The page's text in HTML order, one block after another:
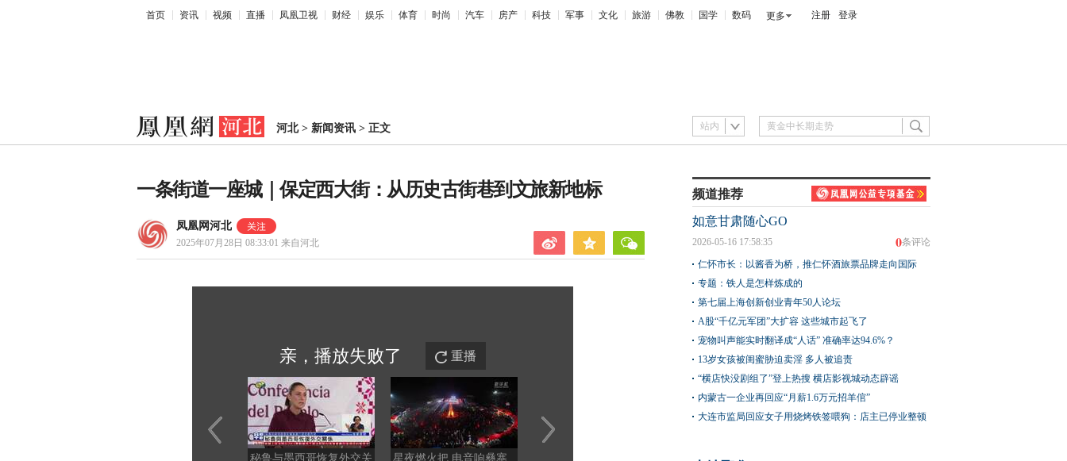
首页 资讯 视频 直播 凤凰卫视 财经 娱乐 体育 时尚 汽车 房产 科技 军事 文化 旅游 佛教 国学 数码 更多 注册 登录
河北> 新闻资讯 > 正文 站内
一条街道一座城｜保定西大街：从历史古街巷到文旅新地标
凤凰网河北
2025年07月28日 08:33:01 来自河北
亲，播放失败了 重播
秘鲁与墨西哥恢复外交关
星夜燃火把 电音响彝寨
如果文物会说话丨我是南
频道推荐
如意甘肃随心GO
0条评论
2026-05-16 17:58:35
仁怀市长：以酱香为桥，推仁怀酒旅票品牌走向国际
专题：铁人是怎样炼成的
第七届上海创新创业青年50人论坛
A股“千亿元军团”大扩容 这些城市起飞了
宠物叫声能实时翻译成“人话” 准确率达94.6%？
13岁女孩被闺蜜胁迫卖淫 多人被追责
“横店快没剧组了”登上热搜 横店影视城动态辟谣
内蒙古一企业再回应“月薪1.6万元招羊倌”
大连市监局回应女子用烧烤铁签喂狗：店主已停业整顿